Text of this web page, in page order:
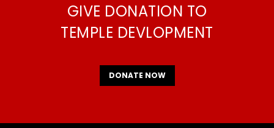
GIVE DONATION TO
TEMPLE DEVLOPMENT
DONATE NOW